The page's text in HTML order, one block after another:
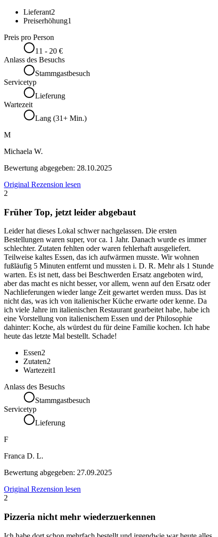
Lieferant2
Preiserhöhung1
Preis pro Person
11 - 20 €
Anlass des Besuchs
Stammgastbesuch
Servicetyp
Lieferung
Wartezeit
Lang (31+ Min.)
M
Michaela W.
Bewertung abgegeben: 28.10.2025
Original Rezension lesen
2
Früher Top, jetzt leider abgebaut
Leider hat dieses Lokal schwer nachgelassen. Die ersten
Bestellungen waren super, vor ca. 1 Jahr. Danach wurde es immer
schlechter. Zutaten fehlten oder waren fehlerhaft ausgeliefert.
Teilweise kaltes Essen, das ich aufwärmen musste. Wir wohnen
fußläufig 5 Minuten entfernt und mussten i. D. R. Mehr als 1 Stunde
warten. Es ist nett, dass bei Beschwerden Ersatz angeboten wird,
aber das macht es nicht besser, vor allem, wenn auf den Ersatz oder
Nachlieferungen wieder lange Zeit gewartet werden muss. Das ist
nicht das, was ich von italienischer Küche erwarte oder kenne. Da
ich viele Jahre im italienischen Restaurant gearbeitet habe, habe ich
eine Vorstellung von italienischem Essen und der Philosophie
dahinter: Koche, als würdest du für deine Familie kochen. Ich habe
heute das letzte Mal bestellt. Schade!
Essen2
Zutaten2
Wartezeit1
Anlass des Besuchs
Stammgastbesuch
Servicetyp
Lieferung
F
Franca D. L.
Bewertung abgegeben: 27.09.2025
Original Rezension lesen
2
Pizzeria nicht mehr wiederzuerkennen